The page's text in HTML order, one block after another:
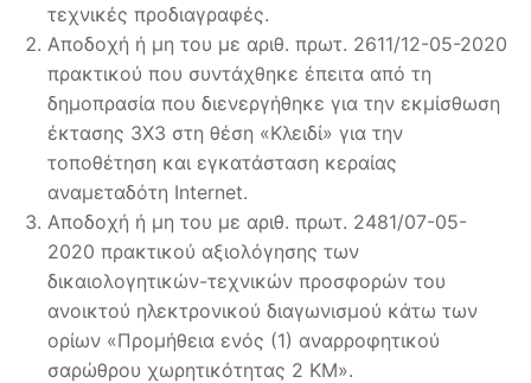
τεχνικές προδιαγραφές.
Αποδοχή ή μη του με αριθ. πρωτ. 2611/12-05-2020
πρακτικού που συντάχθηκε έπειτα από τη
δημοπρασία που διενεργήθηκε για την εκμίσθωση
έκτασης 3Χ3 στη θέση «Κλειδί» για την
τοποθέτηση και εγκατάσταση κεραίας
αναμεταδότη Internet.
Αποδοχή ή μη του με αριθ. πρωτ. 2481/07-05-
2020 πρακτικού αξιολόγησης των
δικαιολογητικών-τεχνικών προσφορών του
ανοικτού ηλεκτρονικού διαγωνισμού κάτω των
ορίων «Προμήθεια ενός (1) αναρροφητικού
σαρώθρου χωρητικότητας 2 ΚΜ».